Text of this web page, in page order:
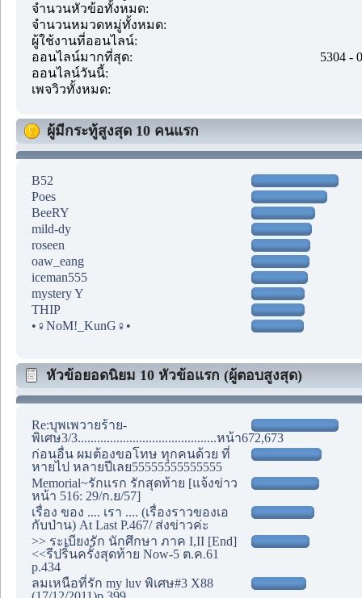
จำนวนหัวข้อทั้งหมด:
จำนวนหมวดหมู่ทั้งหมด:
ผู้ใช้งานที่ออนไลน์:
ออนไลน์มากที่สุด:
5304 -
ออนไลน์วันนี้:
เพจวิวทั้งหมด:
ผู้มีกระทู้สูงสุด 10 คนแรก
B52
Poes
BeeRY
mild-dy
roseen
oaw_eang
iceman555
mystery Y
THIP
•♀NoM!_KunG♀•
หัวข้อยอดนิยม 10 หัวข้อแรก (ผู้ตอบสูงสุด)
Re:บุพเพวายร้าย-
พิเศษ3/3...........................................หน้า672,673
ก่อนอื่น ผมต้องขอโทษ ทุกคนด้วย ที่
หายไป หลายปีเลย55555555555555
Memorial~รักแรก รักสุดท้าย [แจ้งข่าว
หน้า 516: 29/ก.ย/57]
เรื่อง ของ .... เรา .... (เรื่องราวของเอ
กับป่าน) At Last P.467/ ส่งข่าวค่ะ
>> ระเบียงรัก นักศึกษา ภาค I,II [End]
<<รีปริ้นครั้งสุดท้าย Now-5 ต.ค.61
p.434
ลมเหนือที่รัก my luv พิเศษ#3 X88